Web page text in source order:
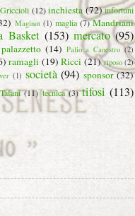
Griccioli (12) inchiesta (72) infortuni
Maginot (1) maglia (7) Mandriani
Basket (153) mercato (95)
palazzetto (14) Palio a Canestro (2)
ramagli (19) Ricci (21) riposo (2)
(1) società (94) sponsor (32)
Tafani (11) tecnica (3) tifosi (113)